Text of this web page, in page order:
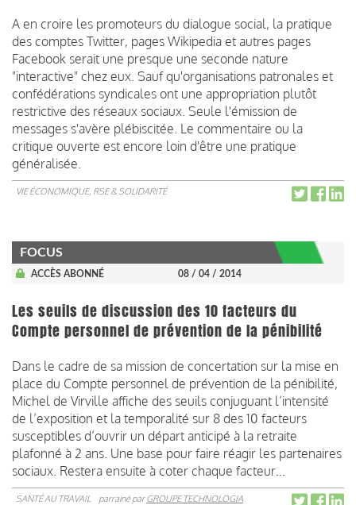
A en croire les promoteurs du dialogue social, la pratique
des comptes Twitter, pages Wikipedia et autres pages
Facebook serait une presque une seconde nature
"interactive" chez eux. Sauf qu'organisations patronales et
confédérations syndicales ont une appropriation plutôt
restrictive des réseaux sociaux. Seule l'émission de
messages s'avère plébiscitée. Le commentaire ou la
critique ouverte est encore loin d'être une pratique
généralisée.
VIE ÉCONOMIQUE, RSE & SOLIDARITÉ
FOCUS
ACCÈS ABONNÉ 08 / 04 / 2014
Les seuils de discussion des 10 facteurs du
Compte personnel de prévention de la pénibilité
Dans le cadre de sa mission de concertation sur la mise en
place du Compte personnel de prévention de la pénibilité,
Michel de Virville affiche des seuils conjuguant l’intensité
de l’exposition et la temporalité sur 8 des 10 facteurs
susceptibles d’ouvrir un départ anticipé à la retraite
plafonné à 2 ans. Une base pour faire réagir les partenaires
sociaux. Restera ensuite à coter chaque facteur…
SANTÉ AU TRAVAIL parrainé parGROUPE TECHNOLOGIA